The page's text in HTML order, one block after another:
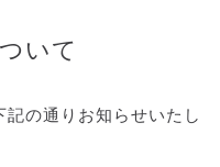
いて
の通りお知らせいたし